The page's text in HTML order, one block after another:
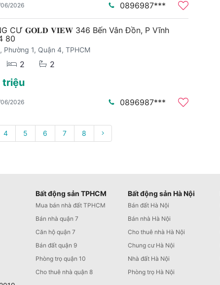
2026 0896987***
CƯ 𝐆𝐎𝐋𝐃 𝐕𝐈𝐄𝐖 346 Bến Vân Đồn, P Vĩnh
80
Phường 1, Quận 4, TPHCM
2 2
triệu
2026 0896987***
4 5 6 7 8
Bất động sản TPHCM
Mua bán nhà đất TPHCM
Bán nhà quận 7
Căn hộ quận 7
Bán đất quận 9
Phòng trọ quận 10
Cho thuê nhà quận 8
Bất động sản Hà Nội
Bán đất Hà Nội
Bán nhà Hà Nội
Cho thuê nhà Hà Nội
Chung cư Hà Nội
Nhà đất Hà Nội
Phòng trọ Hà Nội